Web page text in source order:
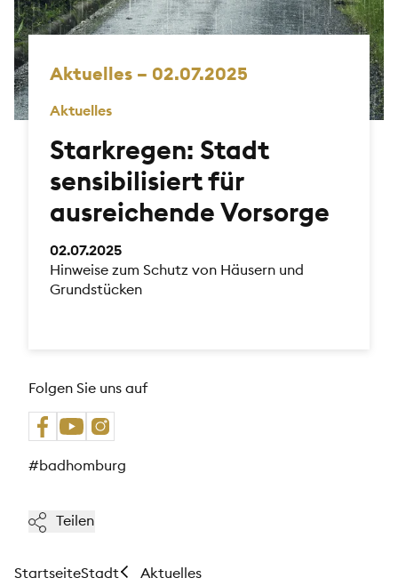
Aktuelles – 02.07.2025
Aktuelles
Starkregen: Stadt
sensibilisiert für
ausreichende Vorsorge
02.07.2025
Hinweise zum Schutz von Häusern und
Grundstücken
Folgen Sie uns auf
#badhomburg
Teilen
StartseiteStadt
Aktuelles